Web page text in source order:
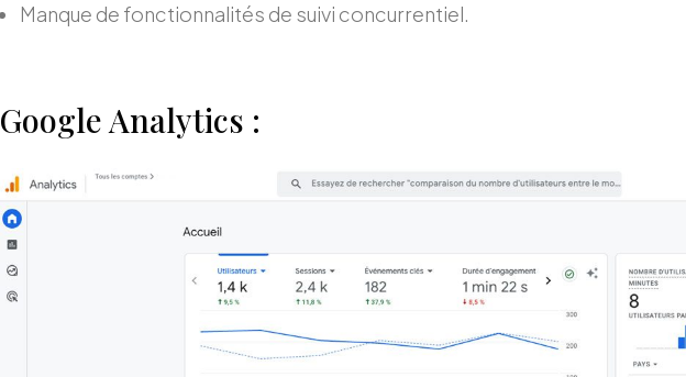
Manque de fonctionnalités de suivi concurrentiel.
Google Analytics :